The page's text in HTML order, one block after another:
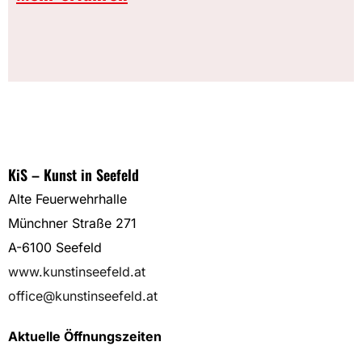
KiS – Kunst in Seefeld
Alte Feuerwehrhalle
Münchner Straße 271
A-6100 Seefeld
www.kunstinseefeld.at
office@kunstinseefeld.at
Aktuelle Öffnungszeiten